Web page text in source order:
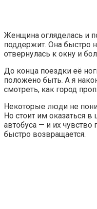
Женщина огляделась и
поддержит. Она быстро
отвернулась к окну и
До конца поездки её
положено быть. А я
смотреть, как город
Некоторые люди не
Но стоит им оказаться в
автобуса — и их чувство
быстро возвращается.